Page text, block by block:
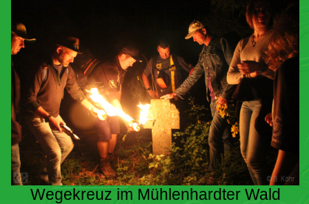
Wegekreuz im Mühlenhardter Wald